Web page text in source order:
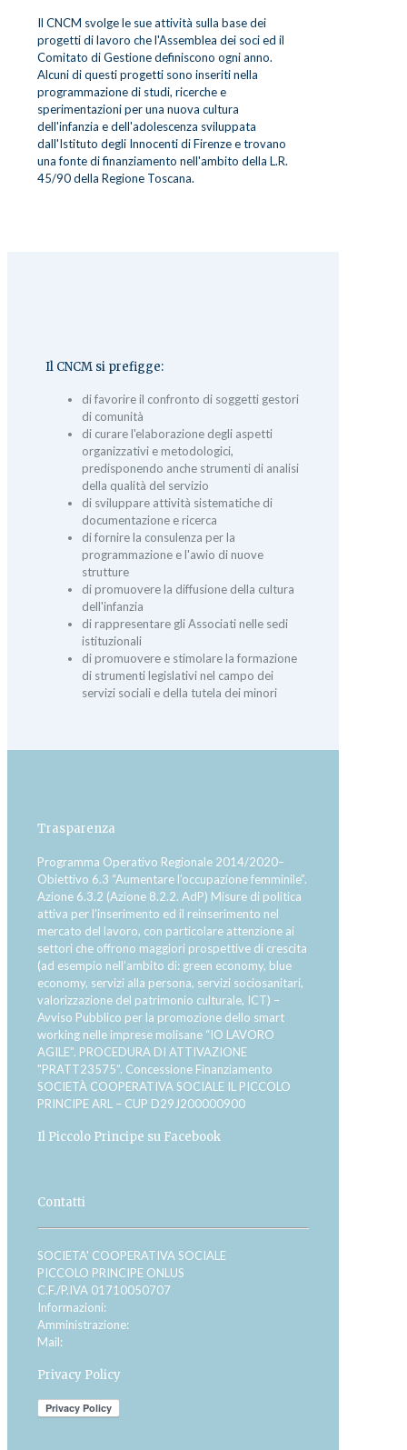
Il CNCM svolge le sue attività sulla base dei
progetti di lavoro che l'Assemblea dei soci ed il
Comitato di Gestione definiscono ogni anno.
Alcuni di questi progetti sono inseriti nella
programmazione di studi, ricerche e
sperimentazioni per una nuova cultura
dell'infanzia e dell'adolescenza sviluppata
dall'Istituto degli Innocenti di Firenze e trovano
una fonte di finanziamento nell'ambito della L.R.
45/90 della Regione Toscana.
Il CNCM si prefigge:
di favorire il confronto di soggetti gestori
di comunità
di curare l'elaborazione degli aspetti
organizzativi e metodologici,
predisponendo anche strumenti di analisi
della qualità del servizio
di sviluppare attività sistematiche di
documentazione e ricerca
di fornire la consulenza per la
programmazione e l'awio di nuove
strutture
di promuovere la diffusione della cultura
dell'infanzia
di rappresentare gli Associati nelle sedi
istituzionali
di promuovere e stimolare la formazione
di strumenti legislativi nel campo dei
servizi sociali e della tutela dei minori
Trasparenza
Programma Operativo Regionale 2014/2020–
Obiettivo 6.3 “Aumentare l’occupazione femminile”.
Azione 6.3.2 (Azione 8.2.2. AdP) Misure di politica
attiva per l’inserimento ed il reinserimento nel
mercato del lavoro, con particolare attenzione ai
settori che offrono maggiori prospettive di crescita
(ad esempio nell’ambito di: green economy, blue
economy, servizi alla persona, servizi sociosanitari,
valorizzazione del patrimonio culturale, ICT) –
Avviso Pubblico per la promozione dello smart
working nelle imprese molisane “IO LAVORO
AGILE”. PROCEDURA DI ATTIVAZIONE
"PRATT23575”. Concessione Finanziamento
SOCIETÀ COOPERATIVA SOCIALE IL PICCOLO
PRINCIPE ARL – CUP D29J200000900
Il Piccolo Principe su Facebook
Contatti
SOCIETA' COOPERATIVA SOCIALE
PICCOLO PRINCIPE ONLUS
C.F./P.IVA 01710050707
Informazioni:
Amministrazione:
Mail:
Privacy Policy